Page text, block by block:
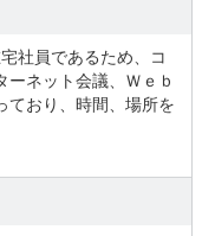
社員であるため、コ
ーネット会議、Ｗｅｂ
ており、時間、場所を